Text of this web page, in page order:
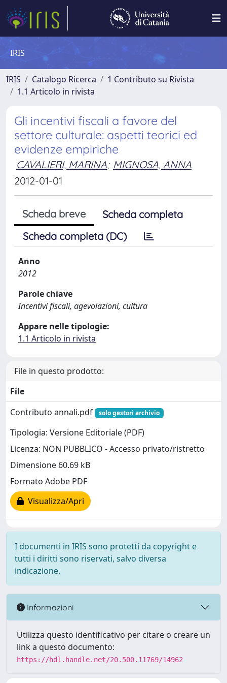
IRIS
IRIS Catalogo Ricerca
1 Contributo su Rivista
1.1 Articolo in rivista
Gli incentivi fiscali a favore del
settore culturale: aspetti teorici ed
evidenze empiriche
CAVALIERI, MARINA; MIGNOSA, ANNA
2012-01-01
Scheda breve
Scheda completa
Scheda completa (DC)
Anno
2012
Parole chiave
Incentivi fiscali, agevolazioni, cultura
Appare nelle tipologie:
1.1 Articolo in rivista
File in questo prodotto:
File
Contributo annali.pdf
solo gestori archivio
Tipologia: Versione Editoriale (PDF)
Licenza: NON PUBBLICO - Accesso privato/ristretto
Dimensione 60.69 kB
Formato Adobe PDF
Visualizza/Apri
I documenti in IRIS sono protetti da copyright e
tutti i diritti sono riservati, salvo diversa
indicazione.
Informazioni
Utilizza questo identificativo per citare o creare un
link a questo documento:
https://hdl.handle.net/20.500.11769/14962